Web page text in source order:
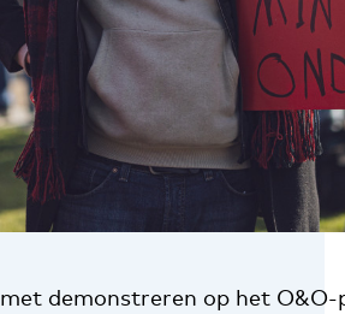
demonstreren op het O&O-